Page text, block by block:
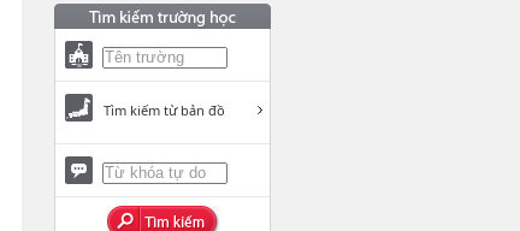
Tìm kiếm từ bản đồ